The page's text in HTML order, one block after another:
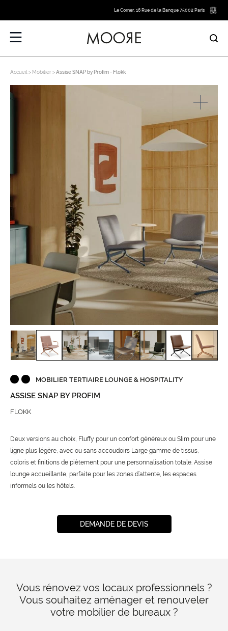
Le Corner, 16 Rue de la Banque 75002 Paris
Accueil Mobilier Assise SNAP by Profim - Flokk
MOBILIER TERTIAIRE LOUNGE & HOSPITALITY
ASSISE SNAP BY PROFIM
FLOKK
Deux versions au choix, Fluffy pour un confort généreux ou Slim pour une
ligne plus légère, avec ou sans accoudoirs Large gamme de tissus,
coloris et finitions de piètement pour une personnalisation totale. Assise
lounge accueillante, parfaite pour les zones d’attente, les espaces
informels ou les hôtels.
DEMANDE DE DEVIS
Vous rénovez vos locaux professionnels ?
Vous souhaitez aménager et renouveler
votre mobilier de bureaux ?